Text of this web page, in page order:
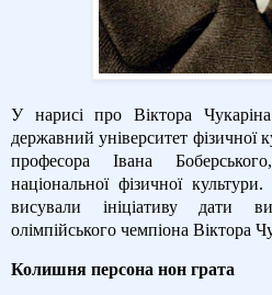
У нарисі про Віктора
державний університет фізичної
професора Івана
національної фізичної
висували ініціативу дати
олімпійського чемпіона Віктора
Колишня персона нон грата